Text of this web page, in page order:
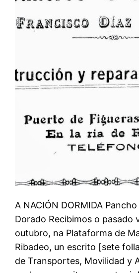
A NACIÓN DORMIDA
Dorado Recibimos o pasado
outubro, na Plataforma de
Ribadeo, un escrito [sete
de Transportes, Movilidad y